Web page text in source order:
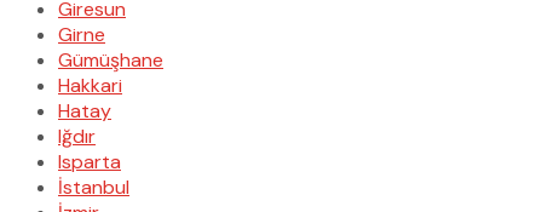
Giresun
Girne
Gümüşhane
Hakkari
Hatay
Iğdır
Isparta
İstanbul